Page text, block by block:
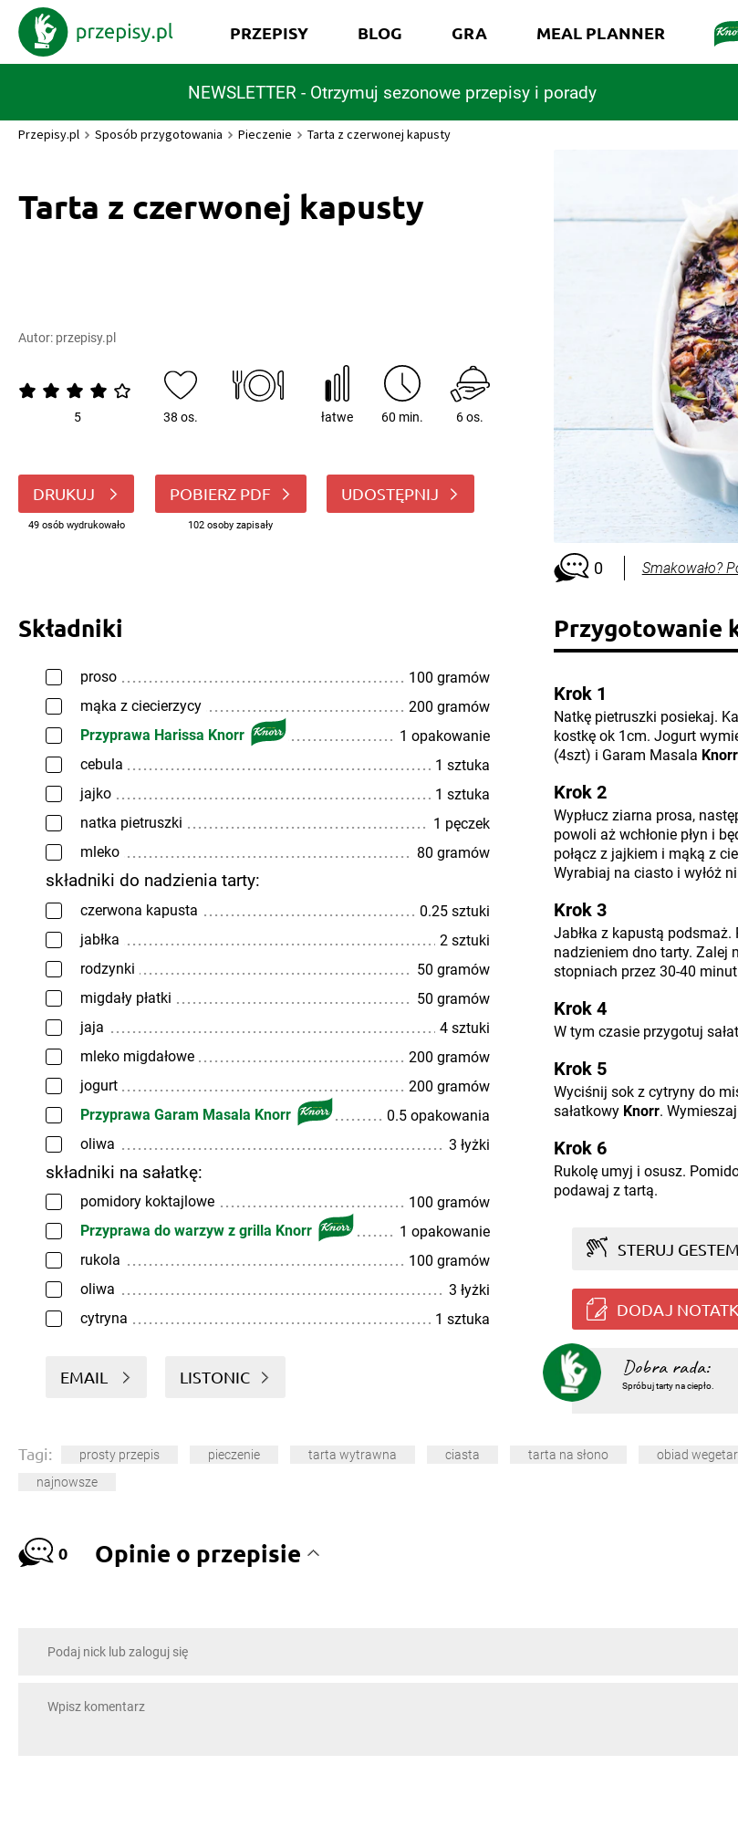
NEWSLETTER - Otrzymuj sezonowe przepisy i porady
PRZEPISY BLOG GRA MEAL PLANNER
Przepisy.pl Sposób przygotowania Pieczenie Tarta z czerwonej kapusty
Tarta z czerwonej kapusty
Autor: przepisy.pl
5 38 os. łatwe 60 min. 6 os.
DRUKUJ
49 osób wydrukowało
POBIERZ PDF
102 osoby zapisały
UDOSTĘPNIJ
0 Smakowało?
Składniki
proso
100 gramów
mąka z ciecierzycy
200 gramów
Przyprawa Harissa Knorr
1 opakowanie
cebula
1 sztuka
jajko
1 sztuka
natka pietruszki
1 pęczek
mleko
80 gramów
składniki do nadzienia tarty:
czerwona kapusta
0.25 sztuki
jabłka
2 sztuki
rodzynki
50 gramów
migdały płatki
50 gramów
jaja
4 sztuki
mleko migdałowe
200 gramów
jogurt
200 gramów
Przyprawa Garam Masala Knorr
0.5 opakowania
oliwa
3 łyżki
składniki na sałatkę:
pomidory koktajlowe
100 gramów
Przyprawa do warzyw z grilla Knorr
1 opakowanie
rukola
100 gramów
oliwa
3 łyżki
cytryna
1 sztuka
EMAIL LISTONIC
Przygotowanie
Krok 1
Natkę pietruszki posiekaj.
kostkę ok 1cm. Jogurt
(4szt) i Garam Masala Knorr
Krok 2
Wypłucz ziarna prosa,
powoli aż wchłonie płyn i
połącz z jajkiem i mąką z
Wyrabiaj na ciasto i wyłóż
Krok 3
Jabłka z kapustą podsmaż.
nadzieniem dno tarty. Zalej
stopniach przez 30-40 minut
Krok 4
W tym czasie przygotuj
Krok 5
Wyciśnij sok z cytryny do
sałatkowy Knorr.
Krok 6
Rukolę umyj i osusz.
podawaj z tartą.
STERUJ GESTEM
DODAJ
Dobra rada:
Spróbuj tarty na ciepło.
Tagi: prosty przepis pieczenie tarta wytrawna ciasta tarta na słono obiad
najnowsze
0 Opinie o przepisie